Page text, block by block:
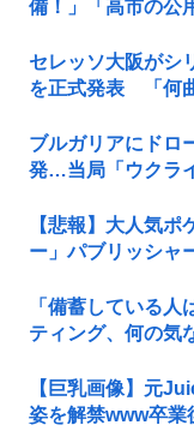
備！」「高市の公
セレッソ大阪がシ
を正式発表 「何
ブルガリアにドロ
発…当局「ウクラ
【悲報】大人気
ー」パブリッシャ
「備蓄している
ティング、何の気
【巨乳画像】元
姿を解禁www卒業